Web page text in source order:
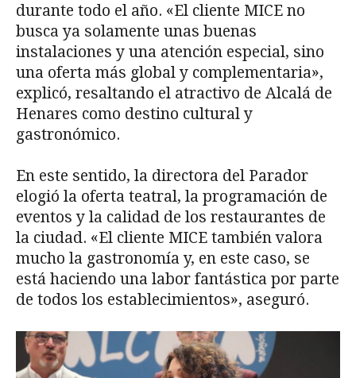
durante todo el año. «El cliente MICE no
busca ya solamente unas buenas
instalaciones y una atención especial, sino
una oferta más global y complementaria»,
explicó, resaltando el atractivo de Alcalá de
Henares como destino cultural y
gastronómico.
En este sentido, la directora del Parador
elogió la oferta teatral, la programación de
eventos y la calidad de los restaurantes de
la ciudad. «El cliente MICE también valora
mucho la gastronomía y, en este caso, se
está haciendo una labor fantástica por parte
de todos los establecimientos», aseguró.